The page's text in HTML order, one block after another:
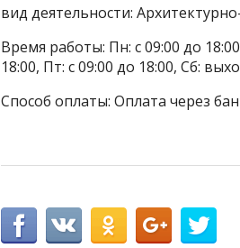
вид деятельности:
Время работы: Пн: с 09:00 до
18:00, Пт: с 09:00 до 18:00, Сб:
Способ оплаты: Оплата через